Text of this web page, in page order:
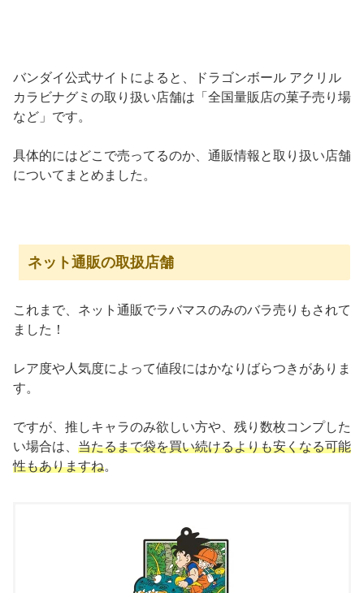
バンダイ公式サイトによると、ドラゴンボール アクリル
カラビナグミの取り扱い店舗は「全国量販店の菓子売り場
など」です。
具体的にはどこで売ってるのか、通販情報と取り扱い店舗
についてまとめました。
ネット通販の取扱店舗
これまで、ネット通販でラバマスのみのバラ売りもされて
ました！
レア度や人気度によって値段にはかなりばらつきがありま
す。
ですが、推しキャラのみ欲しい方や、残り数枚コンプした
い場合は、 当たるまで袋を買い続けるよりも安くなる可能
性もありますね。